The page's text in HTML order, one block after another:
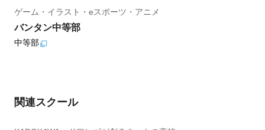
ゲーム・イラスト・eスポーツ・アニメ
バンタン中等部
中等部
関連スクール